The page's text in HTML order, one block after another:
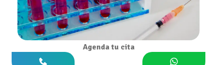
Agenda tu cita